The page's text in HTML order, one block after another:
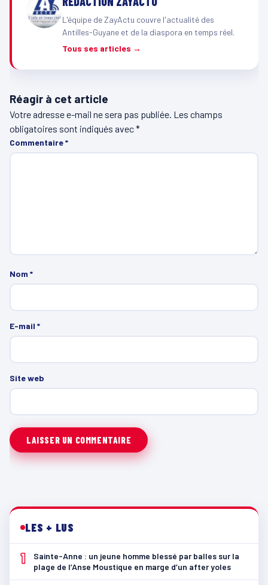
L'équipe de ZayActu couvre l'actualité des
Antilles-Guyane et de la diaspora en temps réel.
Tous ses articles →
Réagir à cet article
Votre adresse e-mail ne sera pas publiée. Les champs
obligatoires sont indiqués avec*
Commentaire*
Nom *
E-mail *
Site web
LES + LUS
1
Sainte-Anne : un jeune homme blessé par balles sur la
plage de l’Anse Moustique en marge d’un after yoles